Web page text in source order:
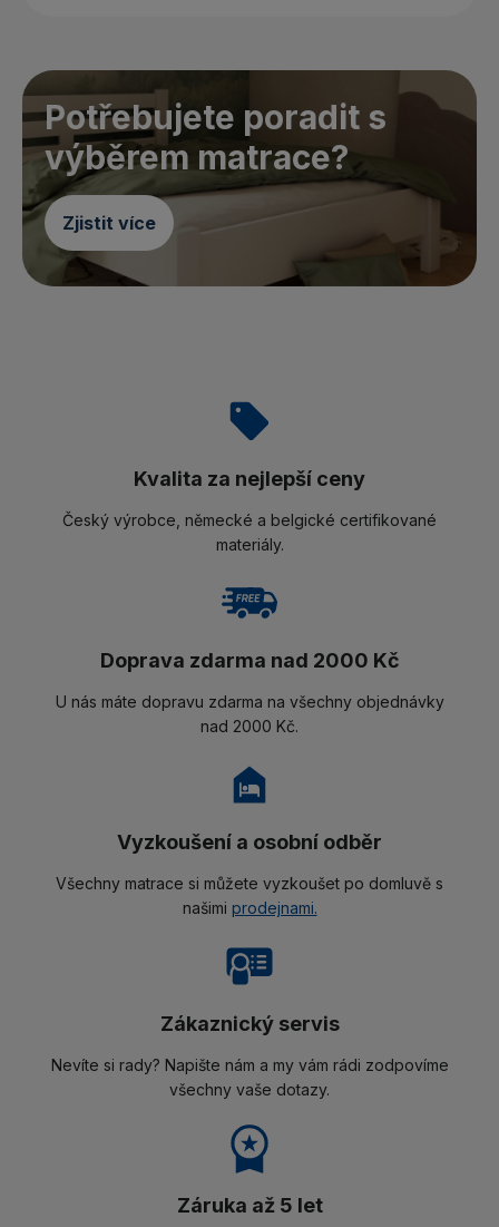
Potřebujete poradit s
výběrem matrace?
Zjistit více
Kvalita za nejlepší ceny
Český výrobce, německé a belgické certifikované
materiály.
Doprava zdarma nad 2000 Kč
U nás máte dopravu zdarma na všechny objednávky
nad 2000 Kč.
Vyzkoušení a osobní odběr
Všechny matrace si můžete vyzkoušet po domluvě s
našimi prodejnami.
Zákaznický servis
Nevíte si rady? Napište nám a my vám rádi zodpovíme
všechny vaše dotazy.
Záruka až 5 let